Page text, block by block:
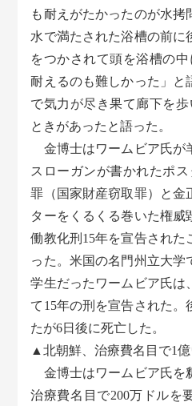
も耐えがたかったのが水
水で満たされた浴槽の前に
をつかされて頭を浴槽の
耐えるのも難しかった」と
で気力が尽き果て廊下を
ときがあったと語った。
金博士はワームビア氏が
スローガンが書かれたポ
罪（国家財産窃取罪）と金
ターをくるくる巻いた権威
働教化刑15年を宣告された
った。米国の名門州立大学
学生だったワームビア氏は
て15年の刑を宣告された。
たが6日後に死亡した。
▲北朝鮮、治療費名目で1
金博士はワームビア氏を
治療費名目で200万ドルを